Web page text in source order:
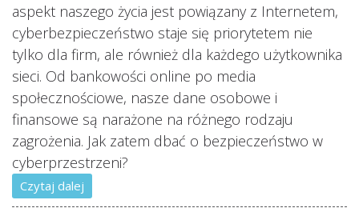
aspekt naszego życia jest powiązany z Internetem,
cyberbezpieczeństwo staje się priorytetem nie
tylko dla firm, ale również dla każdego użytkownika
sieci. Od bankowości online po media
społecznościowe, nasze dane osobowe i
finansowe są narażone na różnego rodzaju
zagrożenia. Jak zatem dbać o bezpieczeństwo w
cyberprzestrzeni?
Czytaj dalej